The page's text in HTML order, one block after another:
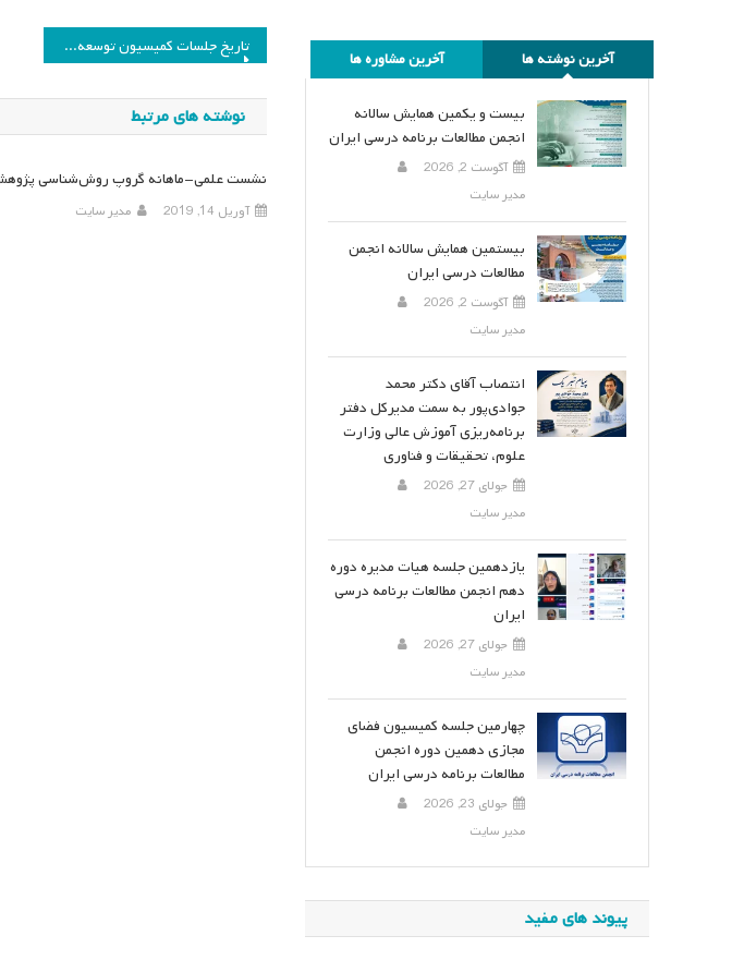
راهبری
نوشته
تاریخ جلسات کمیسیون توسعه گروه‌های مطالعاتی در سال ۱۳۸۶
نوشته های مرتبط
نشست علمی-ماهانه گروپ روش‌شناسی
آوریل 14, 2019 مدیر سایت
آخرین نوشته ها آخرین مشاوره ها
بیست و یکمین همایش سالانه
انجمن مطالعات برنامه درسی ایران
آگوست 2, 2026
مدیر سایت
بیستمین همایش سالانه انجمن
مطالعات درسی ایران
آگوست 2, 2026
مدیر سایت
انتصاب آقای دکتر محمد
جوادی‌پور به سمت مدیرکل دفتر
برنامه‌ریزی آموزش عالی وزارت
علوم، تحقیقات و فناوری
جولای 27, 2026
مدیر سایت
یازدهمین جلسه هیات مدیره دوره
دهم انجمن مطالعات برنامه درسی
ایران
جولای 27, 2026
مدیر سایت
چهارمین جلسه کمیسیون فضای
مجازی دهمین دوره انجمن
مطالعات برنامه درسی ایران
جولای 23, 2026
مدیر سایت
پیوند های مفید